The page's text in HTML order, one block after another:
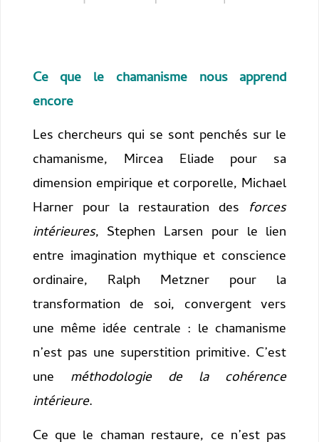
Ce que le chamanisme nous apprend
encore
Les chercheurs qui se sont penchés sur le
chamanisme, Mircea Eliade pour sa
dimension empirique et corporelle, Michael
Harner pour la restauration des forces
intérieures, Stephen Larsen pour le lien
entre imagination mythique et conscience
ordinaire, Ralph Metzner pour la
transformation de soi, convergent vers
une même idée centrale : le chamanisme
n’est pas une superstition primitive. C’est
une méthodologie de la cohérence
intérieure.
Ce que le chaman restaure, ce n’est pas